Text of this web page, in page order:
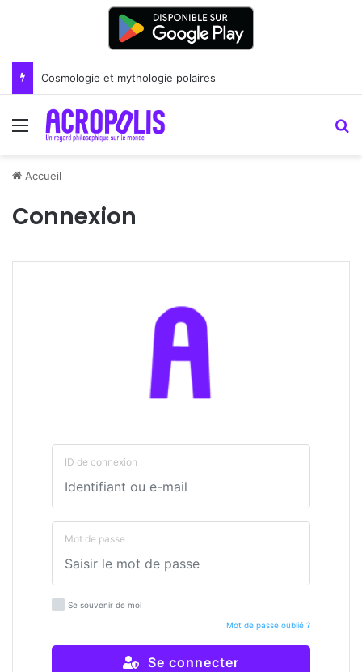
Cosmologie et mythologie polaires
Menu
Accueil
Connexion
ID de connexion
Mot de passe
Se souvenir de moi
Mot de passe oublié ?
Se connecter